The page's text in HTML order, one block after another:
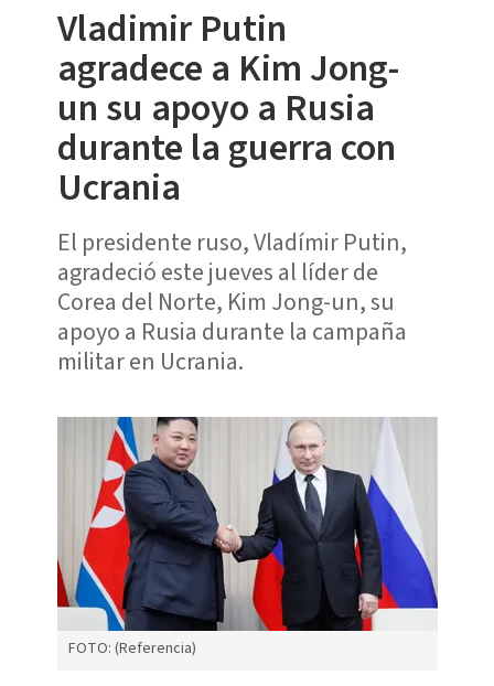
Vladimir Putin
agradece a Kim Jong-
un su apoyo a Rusia
durante la guerra con
Ucrania
El presidente ruso, Vladímir Putin,
agradeció este jueves al líder de
Corea del Norte, Kim Jong-un, su
apoyo a Rusia durante la campaña
militar en Ucrania.
FOTO: (Referencia)